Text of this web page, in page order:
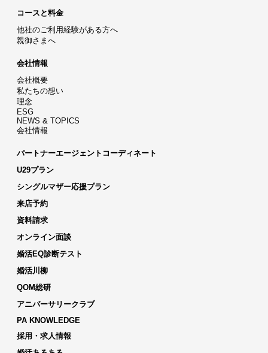
コースと料金
他社のご利用経験がある方へ
親御さまへ
会社情報
会社概要
私たちの想い
理念
ESG
NEWS & TOPICS
会社情報
パートナーエージェントコーディネート
U29プラン
シングルマザー応援プラン
来店予約
資料請求
オンライン面談
婚活EQ診断テスト
婚活川柳
QOM総研
アニバーサリークラブ
PA KNOWLEDGE
採用・求人情報